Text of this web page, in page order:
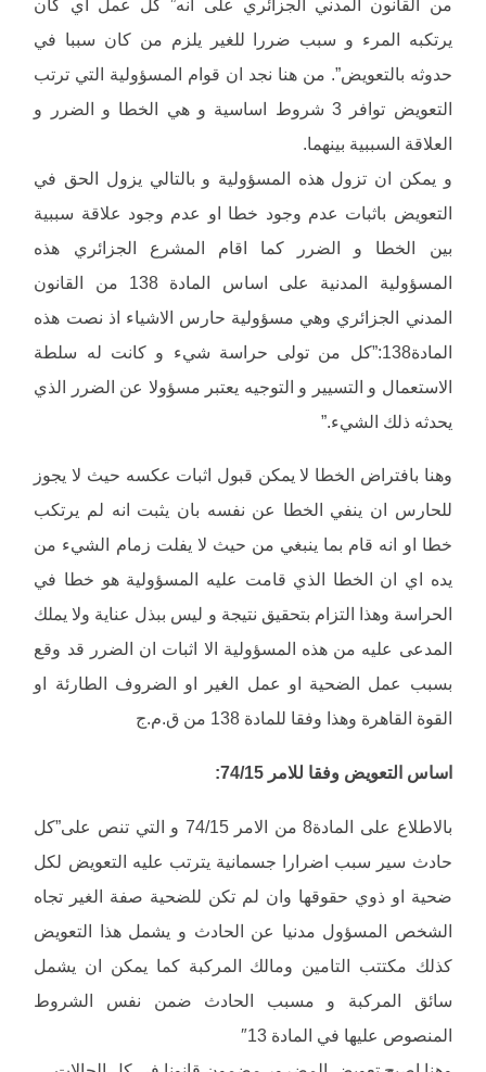
يرتكبه المرء و سبب ضررا للغير يلزم من كان سببا في
حدوثه بالتعويض”. من هنا نجد ان قوام المسؤولية التي ترتب
التعويض توافر 3 شروط اساسية و هي الخطا و الضرر و
العلاقة السببية بينهما.
و يمكن ان تزول هذه المسؤولية و بالتالي يزول الحق في
التعويض باثبات عدم وجود خطا او عدم وجود علاقة سببية
بين الخطا و الضرر كما اقام المشرع الجزائري هذه
المسؤولية المدنية على اساس المادة 138 من القانون
المدني الجزائري وهي مسؤولية حارس الاشياء اذ نصت هذه
المادة138:”كل من تولى حراسة شيء و كانت له سلطة
الاستعمال و التسيير و التوجيه يعتبر مسؤولا عن الضرر الذي
يحدثه ذلك الشيء.”
وهنا بافتراض الخطا لا يمكن قبول اثبات عكسه حيث لا يجوز
للحارس ان ينفي الخطا عن نفسه بان يثبت انه لم يرتكب
خطا او انه قام بما ينبغي من حيث لا يفلت زمام الشيء من
يده اي ان الخطا الذي قامت عليه المسؤولية هو خطا في
الحراسة وهذا التزام بتحقيق نتيجة و ليس ببذل عناية ولا يملك
المدعى عليه من هذه المسؤولية الا اثبات ان الضرر قد وقع
بسبب عمل الضحية او عمل الغير او الضروف الطارئة او
القوة القاهرة وهذا وفقا للمادة 138 من ق.م.ج
اساس التعويض وفقا للامر 74/15:
بالاطلاع على المادة8 من الامر 74/15 و التي تنص على”كل
حادث سير سبب اضرارا جسمانية يترتب عليه التعويض لكل
ضحية او ذوي حقوقها وان لم تكن للضحية صفة الغير تجاه
الشخص المسؤول مدنيا عن الحادث و يشمل هذا التعويض
كذلك مكتتب التامين ومالك المركبة كما يمكن ان يشمل
سائق المركبة و مسبب الحادث ضمن نفس الشروط
المنصوص عليها في المادة 13″